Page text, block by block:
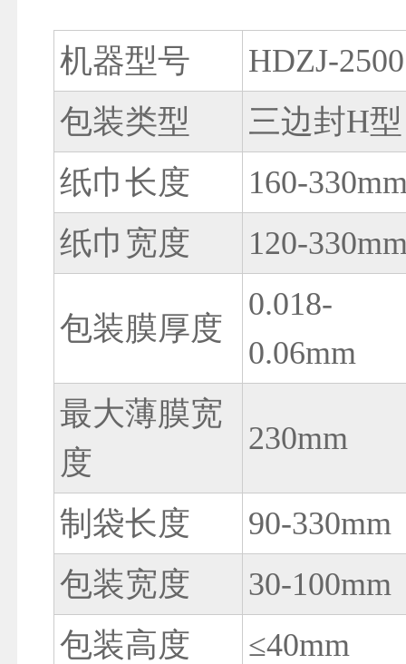
机器型号
HDZJ-2500
包装类型
三边封H型
纸巾长度
160-
纸巾宽度
120-
包装膜厚度
0.018-
0.06mm
最大薄膜宽
度
230mm
制袋长度
90-330mm
包装宽度
30-100mm
包装高度
≤40mm